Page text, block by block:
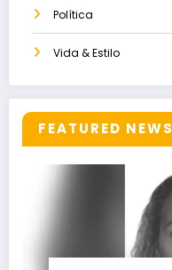
Política
Vida & Estilo
FEATURED NEWS